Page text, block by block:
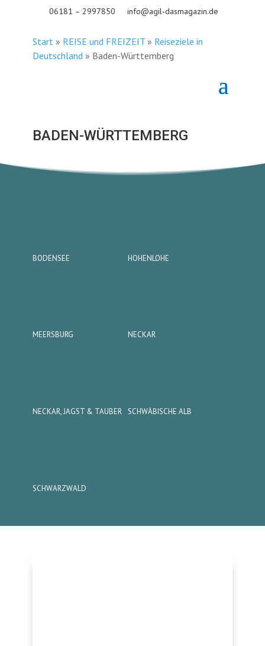
06181 – 2997850 info@agil-dasmagazin.de
Start» REISE und FREIZEIT» Reiseziele in
Deutschland» Baden-Württemberg
BADEN-WÜRTTEMBERG
BODENSEE HOHENLOHE
MEERSBURG NECKAR
NECKAR, JAGST & TAUBER SCHWÄBISCHE ALB
SCHWARZWALD